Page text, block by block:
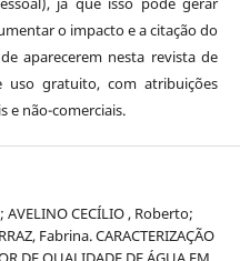
o impacto e a citação do
aparecerem nesta revista de
uso gratuito, com atribuições
e não-comerciais.
AVELINO CECÍLIO , Roberto;
Fabrina. CARACTERIZAÇÃO